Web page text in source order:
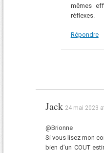
mêmes
réflexes.
Répondre
Jack 24 mai 2023
@Brionne
Si vous lisez mon
bien d’un COUT